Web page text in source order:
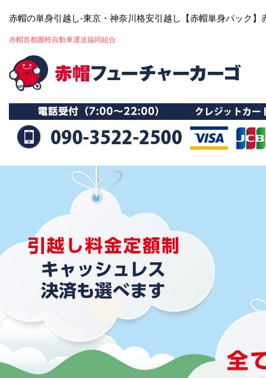
赤帽の単身引越し-東京・神奈川格安引越し【赤帽単身パック】
赤帽首都圏軽自動車運送協同組合